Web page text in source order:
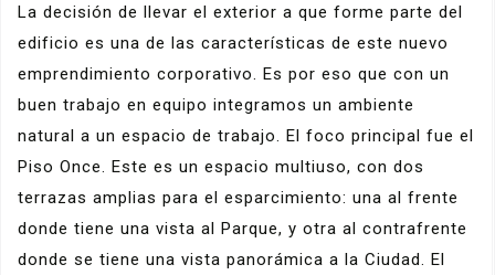
La decisión de llevar el exterior a que forme parte del
edificio es una de las características de este nuevo
emprendimiento corporativo. Es por eso que con un
buen trabajo en equipo integramos un ambiente
natural a un espacio de trabajo. El foco principal fue el
Piso Once. Este es un espacio multiuso, con dos
terrazas amplias para el esparcimiento: una al frente
donde tiene una vista al Parque, y otra al contrafrente
donde se tiene una vista panorámica a la Ciudad. El